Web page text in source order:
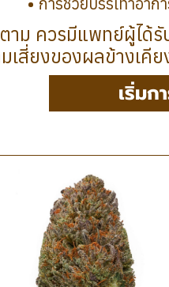
าม ควรมีแพทย์ผู้ได้รั
เสี่ยงของผลข้างเคี
เริ่ม